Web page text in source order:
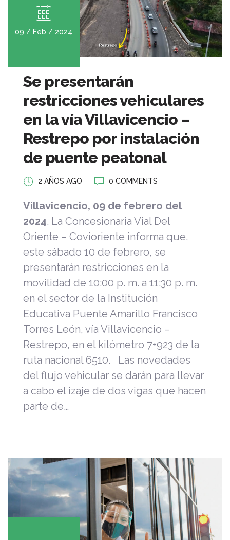
09 / Feb / 2024
Se presentarán
restricciones vehiculares
en la vía Villavicencio –
Restrepo por instalación
de puente peatonal
2 AÑOS AGO 0 COMMENTS
Villavicencio, 09 de febrero del
2024. La Concesionaria Vial Del
Oriente – Covioriente informa que,
este sábado 10 de febrero, se
presentarán restricciones en la
movilidad de 10:00 p. m. a 11:30 p. m.
en el sector de la Institución
Educativa Puente Amarillo Francisco
Torres León, vía Villavicencio –
Restrepo, en el kilómetro 7+923 de la
ruta nacional 6510. Las novedades
del flujo vehicular se darán para llevar
a cabo el izaje de dos vigas que hacen
parte de…